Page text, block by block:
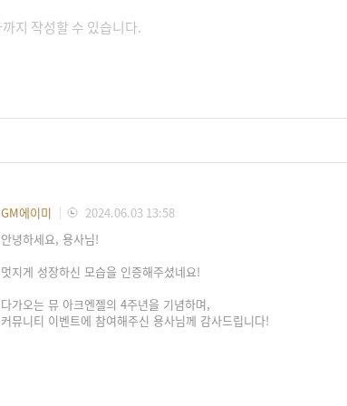
GM에이미
2024.06.03 13:58
안녕하세요, 용사님!
멋지게 성장하신 모습을 인증해주셨네요!
다가오는 뮤 아크엔젤의 4주년을 기념하며,
커뮤니티 이벤트에 참여해주신 용사님께 감사드립니다!